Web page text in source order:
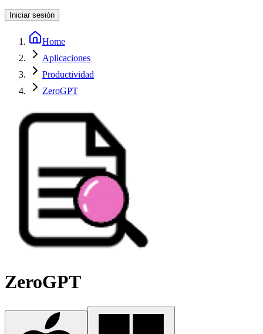
Iniciar sesión
Home
Aplicaciones
Productividad
ZeroGPT
ZeroGPT